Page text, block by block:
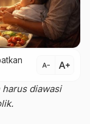
text_decrease text_increase
harus diawasi